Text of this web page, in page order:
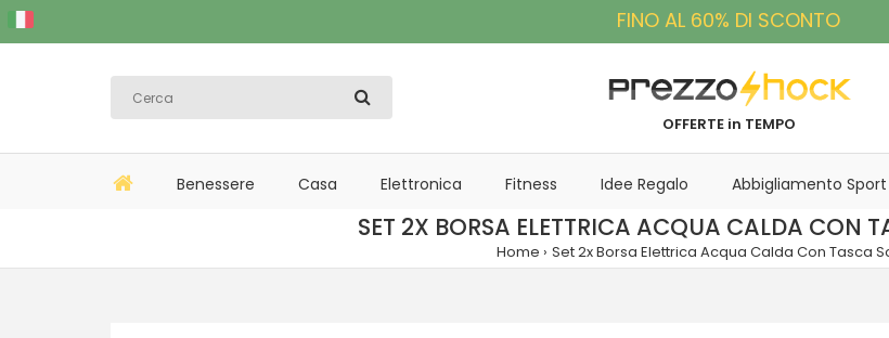
FINO AL 60% DI SCONTO
OFFERTE in TEMPO
Benessere Casa Elettronica Fitness Idee Regalo Abbigliamento Sport
SET 2X BORSA ELETTRICA ACQUA CALDA CON
Home Set 2x Borsa Elettrica Acqua Calda Con Tasca